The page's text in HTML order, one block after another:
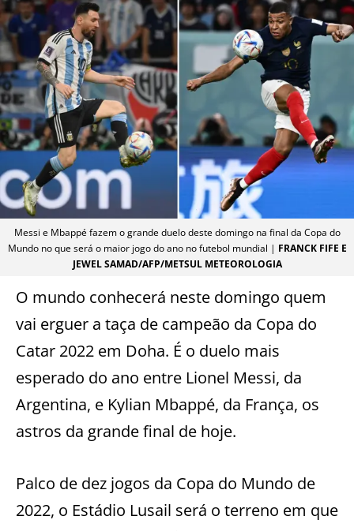
Messi e Mbappé fazem o grande duelo deste domingo na final da Copa do
Mundo no que será o maior jogo do ano no futebol mundial | FRANCK FIFE E
JEWEL SAMAD/AFP/METSUL METEOROLOGIA
O mundo conhecerá neste domingo quem
vai erguer a taça de campeão da Copa do
Catar 2022 em Doha. É o duelo mais
esperado do ano entre Lionel Messi, da
Argentina, e Kylian Mbappé, da França, os
astros da grande final de hoje.
Palco de dez jogos da Copa do Mundo de
2022, o Estádio Lusail será o terreno em que